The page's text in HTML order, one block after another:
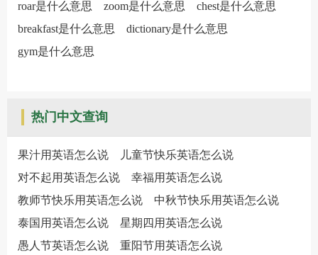
roar是什么意思
zoom是什么意思
chest是什么意思
breakfast是什么意思
dictionary是什么意思
gym是什么意思
热门中文查询
果汁用英语怎么说
儿童节快乐英语怎么说
对不起用英语怎么说
幸福用英语怎么说
教师节快乐用英语怎么说
中秋节快乐用英语怎么说
泰国用英语怎么说
星期四用英语怎么说
愚人节英语怎么说
重阳节用英语怎么说